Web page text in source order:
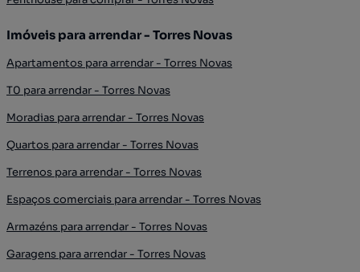
Imóveis para arrendar - Torres Novas
Apartamentos para arrendar - Torres Novas
T0 para arrendar - Torres Novas
Moradias para arrendar - Torres Novas
Quartos para arrendar - Torres Novas
Terrenos para arrendar - Torres Novas
Espaços comerciais para arrendar - Torres Novas
Armazéns para arrendar - Torres Novas
Garagens para arrendar - Torres Novas